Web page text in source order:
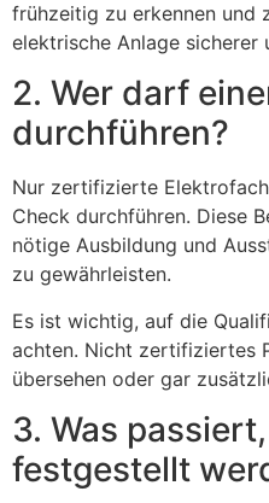
frühzeitig zu erkennen und
elektrische Anlage sicherer
2. Wer darf
durchführen?
Nur zertifizierte
Check durchführen. Diese
nötige Ausbildung und
zu gewährleisten.
Es ist wichtig, auf die
achten. Nicht zertifiziertes
übersehen oder gar
3. Was
festgestellt